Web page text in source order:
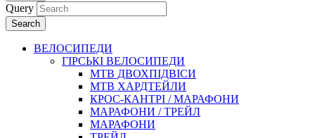
Query
Search
ВЕЛОСИПЕДИ
ГІРСЬКІ ВЕЛОСИПЕДИ
MTB ДВОХПIДВIСИ
MTB ХАРДТЕЙЛИ
КРОС-КАНТРI / МАРАФОНИ
МАРАФОНИ / ТРЕЙЛ
МАРАФОНИ